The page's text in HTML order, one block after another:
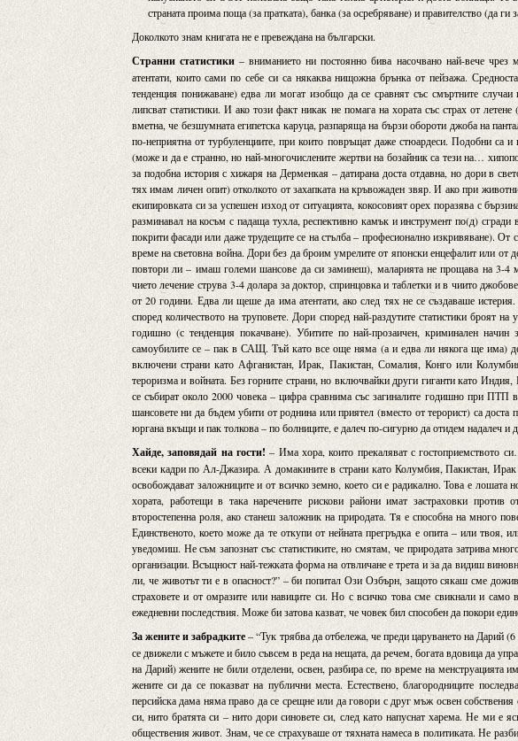
страната проима поща (за пратката), банка (за осребряване) и правителство (да
Доколкото знам книгата не е превеждана на български.
Странни статистики– вниманието ни постоянно бива насочвано най-вече чрез
атентати, които сами по себе си са някаква нищожна брънка от пейзажа.
тенденция понижаване) едва ли могат изобщо да се сравнят със смъртните
липсват статистики. И ако този факт никак не помага на хората със страх от
вметна, че безшумната египетска каруца, разпаряща на бързи обороти джоба на
по-неприятна от турбуленциите, при които повръщат даже стюардеси. Подобни са
(може и да е странно, но най-многочислените жертви на бозайник са тези на…
за подобна история с хижаря на Дерменкая – датирана доста отдавна, но дори в
тях имам личен опит) отколкото от захапката на кръвожаден звяр. И ако при
екипировката си за успешен изход от ситуацията, кокосовият орех поразява с
разминавал на косъм с падаща тухла, респективно камък и инструмент по(д) сгради
покрити фасади или даже трудещите се на стълба – професионално изкривяване).
време на световна война. Дори без да броим умрелите от японски енцефалит или от
повтори ли – имаш големи шансове да си заминеш), маларията не прощава на 3-4
чието лечение струва 3-4 долара за доктор, спринцовка и таблетки и в чиито
от 20 години. Едва ли щеше да има атентати, ако след тях не се създаваше
според количеството на труповете. Дори според най-раздутите статистики броят
годишно (с тенденция покачване). Убитите по най-прозаичен, криминален
самоубилите се – пак в САЩ. Тъй като все още няма (а и едва ли някога ще има)
включени страни като Афганистан, Ирак, Пакистан, Сомалия, Конго или
тероризма и войната. Без горните страни, но включвайки други гиганти като
се събират около 2000 човека – цифра сравнима със загиналите годишно при ПТП
шансовете ни да бъдем убити от роднина или приятел (вместо от терорист) са
юргана вкъщи и пак толкова – по болниците, е далеч по-сигурно да отидем надалеч
Хайде, заповядай на гости! – Има хора, които прекаляват с гостоприемството
всеки кадри по Ал-Джазира. А домакините в страни като Колумбия, Пакистан,
освобождават заложниците и от всичко земно, което си е радикално. Това е лошата
хората, работещи в така наречените рискови райони имат застраховки
второстепенна роля, ако станеш заложник на природата. Tя е способна на много
Единственото, което може да те откупи от нейната прегръдка е опита – или твоя,
уведомиш. Не съм запознат със статистиките, но смятам, че природата затрива
организации. Всъщност най-тежката форма на отвличане е трета и за да видиш
ли, че животът ти е в опасност?” – би попитал Ози Озбърн, защото сякаш сме
страховете и от омразите или навиците си. Но с всичко това сме свикнали и само
ежедневни последствия. Може би затова казват, че човек бил способен да покори
За жените и забрадките– “Тук трябва да отбележа, че преди царуването на Дарий
се движели с мъжете и било съвсем в реда на нещата, да речем, богата вдовица да
на Дарий) жените не били отделени, освен, разбира се, по време на
жените си да се показват на публични места. Естествено, благородниците
персийска дама няма право да се срещне или да говори с друг мъж освен
си, нито братята си – нито дори синовете си, след като напуснат харема. Не ми е
обществения живот. Знам, че се страхуваше от тяхната намеса в политиката. Не